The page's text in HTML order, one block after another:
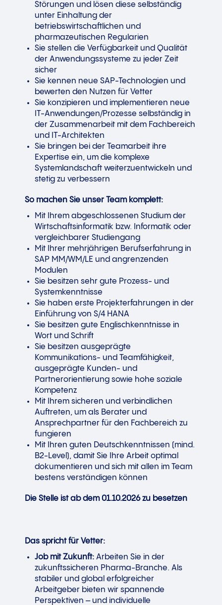
Störungen und lösen diese selbständig
unter Einhaltung der
betriebswirtschaftlichen und
pharmazeutischen Regularien
Sie stellen die Verfügbarkeit und Qualität
der Anwendungssysteme zu jeder Zeit
sicher
Sie kennen neue SAP-Technologien und
bewerten den Nutzen für Vetter
Sie konzipieren und implementieren neue
IT-Anwendungen/Prozesse selbständig in
der Zusammenarbeit mit dem Fachbereich
und IT-Architekten
Sie bringen bei der Teamarbeit ihre
Expertise ein, um die komplexe
Systemlandschaft weiterzuentwickeln und
stetig zu verbessern
So machen Sie unser Team komplett:
Mit Ihrem abgeschlossenen Studium der
Wirtschaftsinformatik bzw. Informatik oder
vergleichbarer Studiengang
Mit Ihrer mehrjährigen Berufserfahrung in
SAP MM/WM/LE und angrenzenden
Modulen
Sie besitzen sehr gute Prozess- und
Systemkenntnisse
Sie haben erste Projekterfahrungen in der
Einführung von S/4 HANA
Sie besitzen gute Englischkenntnisse in
Wort und Schrift
Sie besitzen ausgeprägte
Kommunikations- und Teamfähigkeit,
ausgeprägte Kunden- und
Partnerorientierung sowie hohe soziale
Kompetenz
Mit Ihrem sicheren und verbindlichen
Auftreten, um als Berater und
Ansprechpartner für den Fachbereich zu
fungieren
Mit Ihren guten Deutschkenntnissen (mind.
B2-Level), damit Sie Ihre Arbeit optimal
dokumentieren und sich mit allen im Team
bestens verständigen können
Die Stelle ist ab dem 01.10.2026 zu besetzen
Das spricht für Vetter:
Job mit Zukunft: Arbeiten Sie in der
zukunftssicheren Pharma-Branche. Als
stabiler und global erfolgreicher
Arbeitgeber bieten wir spannende
Perspektiven – und individuelle